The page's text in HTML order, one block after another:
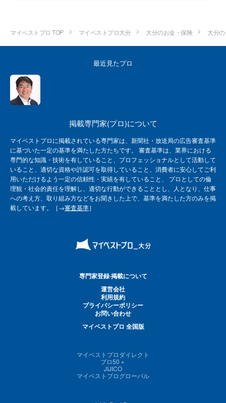
マイベストプロ TOP マイベストプロ大分 大分のお金・保険 大分
最近見たプロ
掲載専門家(プロ)について
マイベストプロに掲載されている専門家は、新聞社・放送局の広告審査基準
に基づいた一定の基準を満たした方たちです。 審査基準は、業界における
専門的な知識・技術を有していること、プロフェッショナルとして活動して
いること、適切な資格や許認可を取得していること、消費者に安心してご利
用いただけるよう一定の信頼性・実績を有していること、 プロとしての倫
理観・社会的責任を理解し、適切な行動ができることとし、人となり、仕事
への考え方、取り組み方などをお聞きした上で、基準を満たした方のみを掲
載しています。［→審査基準］
専門家登録·掲載について
運営会社
利用規約
プライバシーポリシー
お問い合わせ
マイベストプロ 全国版
マイベストプロダイレクト
プロ50＋
JIJICO
マイベストプログローバル